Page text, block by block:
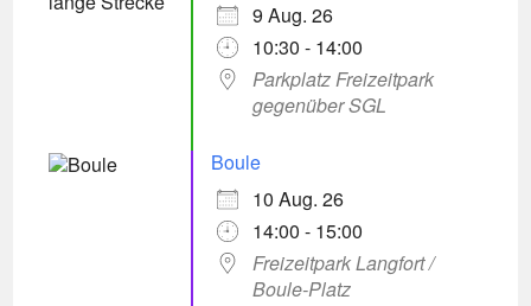
9 Aug. 26
10:30 - 14:00
Parkplatz Freizeitpark
gegenüber SGL
Boule
10 Aug. 26
14:00 - 15:00
Freizeitpark Langfort /
Boule-Platz